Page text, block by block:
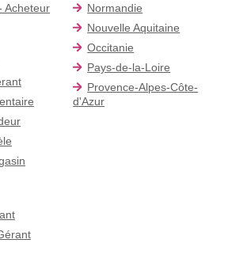
Acheteur
Normandie
Nouvelle Aquitaine
Occitanie
Pays-de-la-Loire
Provence-Alpes-Côte-
d'Azur